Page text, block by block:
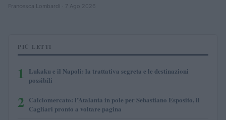
Francesca Lombardi · 7 Ago 2026
PIÙ LETTI
1
Lukaku e il Napoli: la trattativa segreta e le destinazioni
possibili
2 Calciomercato: l’Atalanta in pole per Sebastiano Esposito, il
Cagliari pronto a voltare pagina